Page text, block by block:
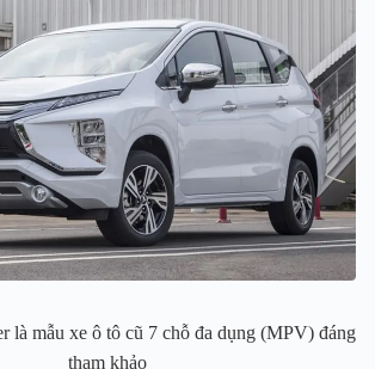
là mẫu xe ô tô cũ 7 chỗ đa dụng (MPV) đáng
tham khảo